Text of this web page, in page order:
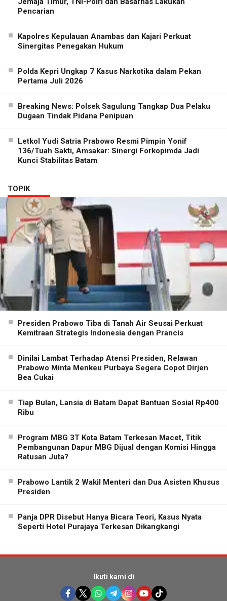
Pencarian
Kapolres Kepulauan Anambas dan Kajari Perkuat
Sinergitas Penegakan Hukum
Polda Kepri Ungkap 7 Kasus Narkotika dalam Pekan
Pertama Juli 2026
Breaking News: Polsek Sagulung Tangkap Dua Pelaku
Dugaan Tindak Pidana Penipuan
Letkol Yudi Satria Prabowo Resmi Pimpin Yonif
136/Tuah Sakti, Amsakar: Sinergi Forkopimda Jadi
Kunci Stabilitas Batam
TOPIK
Presiden Prabowo Tiba di Tanah Air Seusai Perkuat
Kemitraan Strategis Indonesia dengan Prancis
Dinilai Lambat Terhadap Atensi Presiden, Relawan
Prabowo Minta Menkeu Purbaya Segera Copot Dirjen
Bea Cukai
Tiap Bulan, Lansia di Batam Dapat Bantuan Sosial Rp400
Ribu
Program MBG 3T Kota Batam Terkesan Macet, Titik
Pembangunan Dapur MBG Dijual dengan Komisi Hingga
Ratusan Juta?
Prabowo Lantik 2 Wakil Menteri dan Dua Asisten Khusus
Presiden
Panja DPR Disebut Hanya Bicara Teori, Kasus Nyata
Seperti Hotel Purajaya Terkesan Dikangkangi
Ikuti kami di